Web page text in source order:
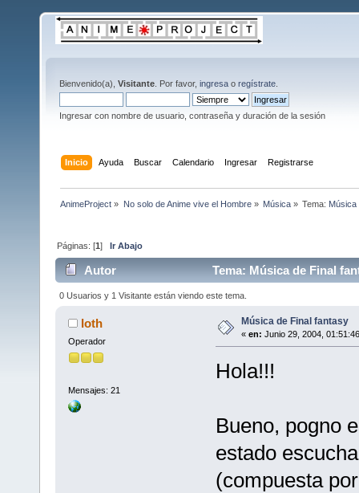
Bienvenido(a), Visitante . Por favor, ingresa o regístrate
Ingresar con nombre de usuario, contraseña y duración de la sesión
Inicio Ayuda Buscar Calendario Ingresar Registrarse
AnimeProject » No solo de Anime vive el Hombre» Música» Tema: Música
Páginas: [1]Ir Abajo
Autor Tema: Música de Final
0 Usuarios y 1 Visitante están viendo este tema.
Ioth
Operador
Mensajes: 21
Música de Final fantasy
« en: Junio 29, 2004,
Hola!!!
Bueno, pogno
estado
(compuesta